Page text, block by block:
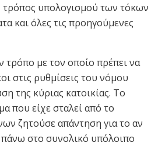
τρόπος υπολογισμού των τόκων
και όλες τις προηγούμενες
με τον οποίο πρέπει να
στις ρυθμίσεις του νόμου
της κύριας κατοικίας. Το
που είχε σταλεί από το
ζητούσε απάντηση για το αν
πάνω στο συνολικό υπόλοιπο